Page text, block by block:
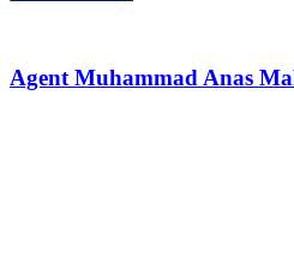
Agent Muhammad Anas